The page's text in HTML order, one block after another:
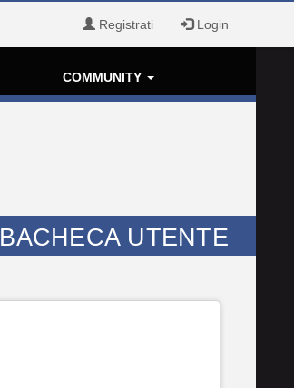
Registrati Login
COMMUNITY
BACHECA UTENTE